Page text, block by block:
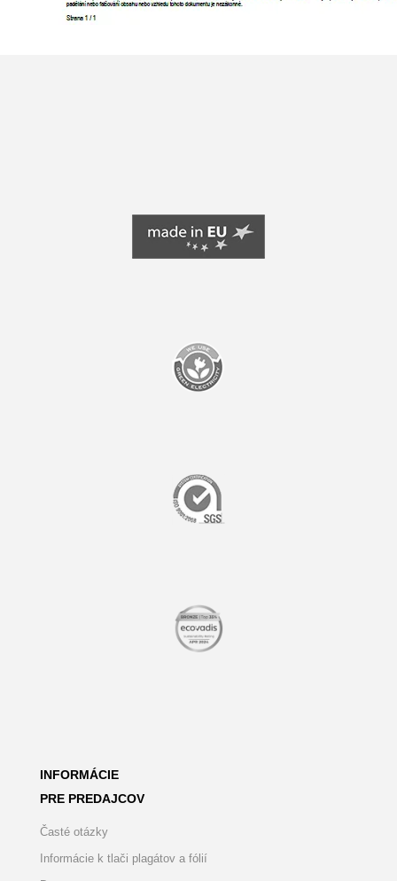
INFORMÁCIE
PRE PREDAJCOV
Časté otázky
Informácie k tlači plagátov a fólií